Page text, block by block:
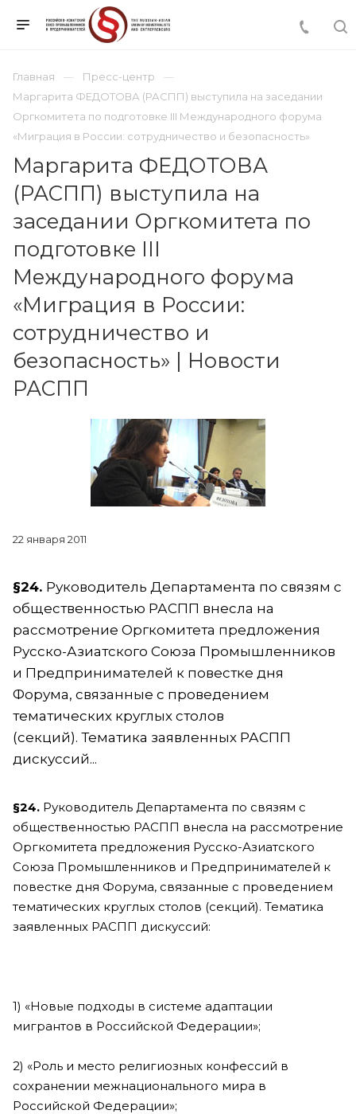
Главная
Пресс-центр
Маргарита ФЕДОТОВА (РАСПП) выступила на заседании
Оргкомитета по подготовке III Международного форума
«Миграция в России: сотрудничество и безопасность»
Маргарита ФЕДОТОВА
(РАСПП) выступила на
заседании Оргкомитета по
подготовке III
Международного форума
«Миграция в России:
сотрудничество и
безопасность» | Новости
РАСПП
22 января 2011
§24. Руководитель Департамента по связям с
общественностью РАСПП внесла на
рассмотрение Оргкомитета предложения
Русско-Азиатского Союза Промышленников
и Предпринимателей к повестке дня
Форума, связанные с проведением
тематических круглых столов
(секций). Тематика заявленных РАСПП
дискуссий...
§24. Руководитель Департамента по связям с
общественностью РАСПП внесла на рассмотрение
Оргкомитета предложения Русско-Азиатского
Союза Промышленников и Предпринимателей к
повестке дня Форума, связанные с проведением
тематических круглых столов (секций). Тематика
заявленных РАСПП дискуссий:
1) «Новые подходы в системе адаптации
мигрантов в Российской Федерации»;
2) «Роль и место религиозных конфессий в
сохранении межнационального мира в
Российской Федерации»;